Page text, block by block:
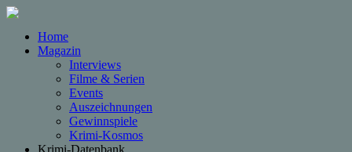
Home
Magazin
Interviews
Filme & Serien
Events
Auszeichnungen
Gewinnspiele
Krimi-Kosmos
Krimi-Datenbank